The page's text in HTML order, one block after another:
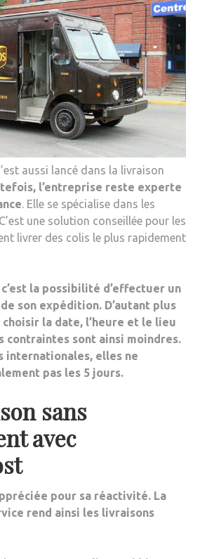
aussi lancé dans la livraison
l’entreprise reste experte
. Elle se spécialise dans les
une solution conseillée pour les
livrer des colis le plus rapidement
c’est la possibilité d’effectuer un
son expédition. D’autant plus
la date, l’heure et le lieu
contraintes sont ainsi moindres.
internationales, elles ne
pas les 5 jours.
sans
avec
pour sa réactivité. La
rend ainsi les livraisons